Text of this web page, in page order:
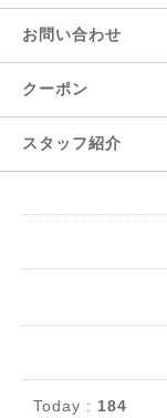
お問い合わせ
クーポン
スタッフ紹介
Today : 184